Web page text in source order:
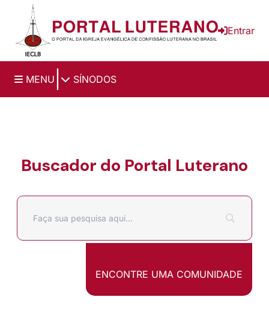
Ir para o conteúdo principal
Entrar
MENU SÍNODOS
Buscador do Portal Luterano
ENCONTRE UMA COMUNIDADE